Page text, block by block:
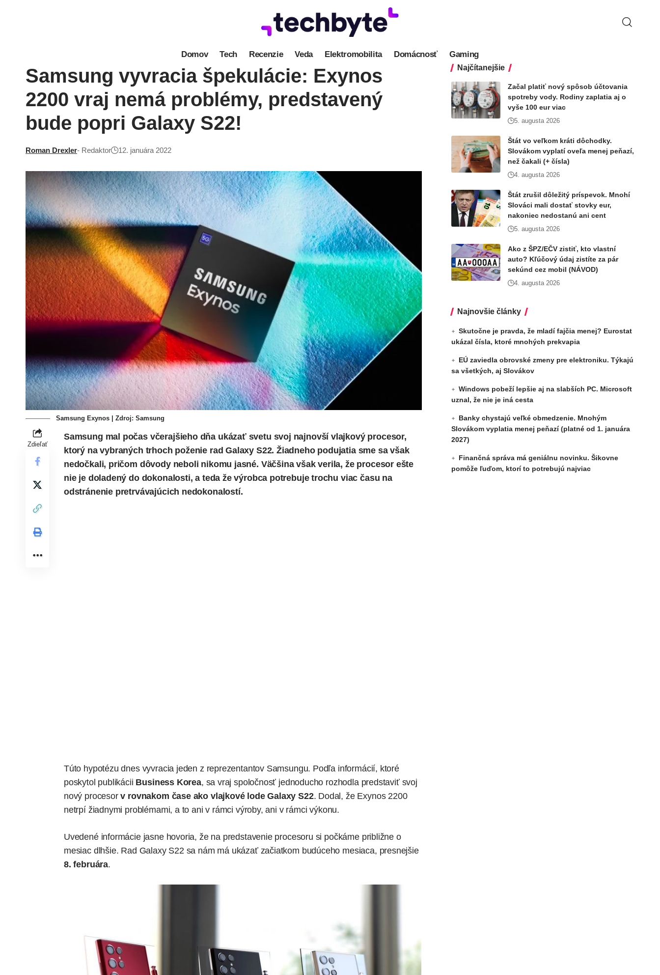
Domov Tech Recenzie Veda Elektromobilita Domácnosť Gaming
Samsung vyvracia špekulácie: Exynos
2200 vraj nemá problémy, predstavený
bude popri Galaxy S22!
Roman Drexler- Redaktor 12. januára 2022
Samsung Exynos | Zdroj: Samsung
Zdieľať
Samsung mal počas včerajšieho dňa ukázať svetu svoj najnovší vlajkový procesor,
ktorý na vybraných trhoch poženie rad Galaxy S22. Žiadneho podujatia sme sa však
nedočkali, pričom dôvody neboli nikomu jasné. Väčšina však verila, že procesor ešte
nie je doladený do dokonalosti, a teda že výrobca potrebuje trochu viac času na
odstránenie pretrvávajúcich nedokonalostí.
Túto hypotézu dnes vyvracia jeden z reprezentantov Samsungu. Podľa informácií, ktoré
poskytol publikácii Business Korea, sa vraj spoločnosť jednoducho rozhodla predstaviť svoj
nový procesorv rovnakom čase ako vlajkové lodeGalaxy S22. Dodal, že Exynos 2200
netrpí žiadnymi problémami, a to ani v rámci výroby, ani v rámci výkonu.
Uvedené informácie jasne hovoria, že na predstavenie procesoru si počkáme približne o
mesiac dlhšie. Rad Galaxy S22 sa nám má ukázať začiatkom budúceho mesiaca, presnejšie
8. februára.
Najčítanejšie
Začal platiť nový spôsob účtovania
spotreby vody. Rodiny zaplatia aj o
vyše 100 eur viac
5. augusta 2026
Štát vo veľkom kráti dôchodky.
Slovákom vyplatí oveľa menej peňazí,
než čakali (+ čísla)
4. augusta 2026
Štát zrušil dôležitý príspevok. Mnohí
Slováci mali dostať stovky eur,
nakoniec nedostanú ani cent
5. augusta 2026
Ako z ŠPZ/EČV zistiť, kto vlastní
auto? Kľúčový údaj zistíte za pár
sekúnd cez mobil (NÁVOD)
4. augusta 2026
Najnovšie články
Skutočne je pravda, že mladí fajčia menej? Eurostat
ukázal čísla, ktoré mnohých prekvapia
EÚ zaviedla obrovské zmeny pre elektroniku. Týkajú
sa všetkých, aj Slovákov
Windows pobeží lepšie aj na slabších PC. Microsoft
uznal, že nie je iná cesta
Banky chystajú veľké obmedzenie. Mnohým
Slovákom vyplatia menej peňazí (platné od 1. januára
2027)
Finančná správa má geniálnu novinku. Šikovne
pomôže ľuďom, ktorí to potrebujú najviac